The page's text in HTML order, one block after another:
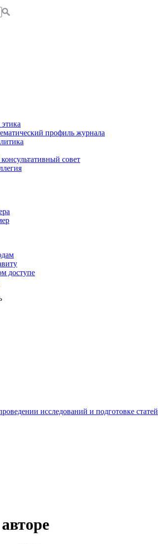
профиль журнала
совет
доступе
исследований и подготовке статей